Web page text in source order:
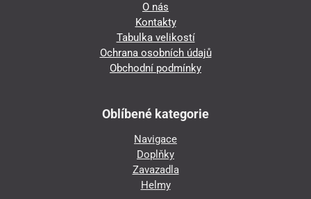
O nás
Kontakty
Tabulka velikostí
Ochrana osobních údajů
Obchodní podmínky
Oblíbené kategorie
Navigace
Doplňky
Zavazadla
Helmy